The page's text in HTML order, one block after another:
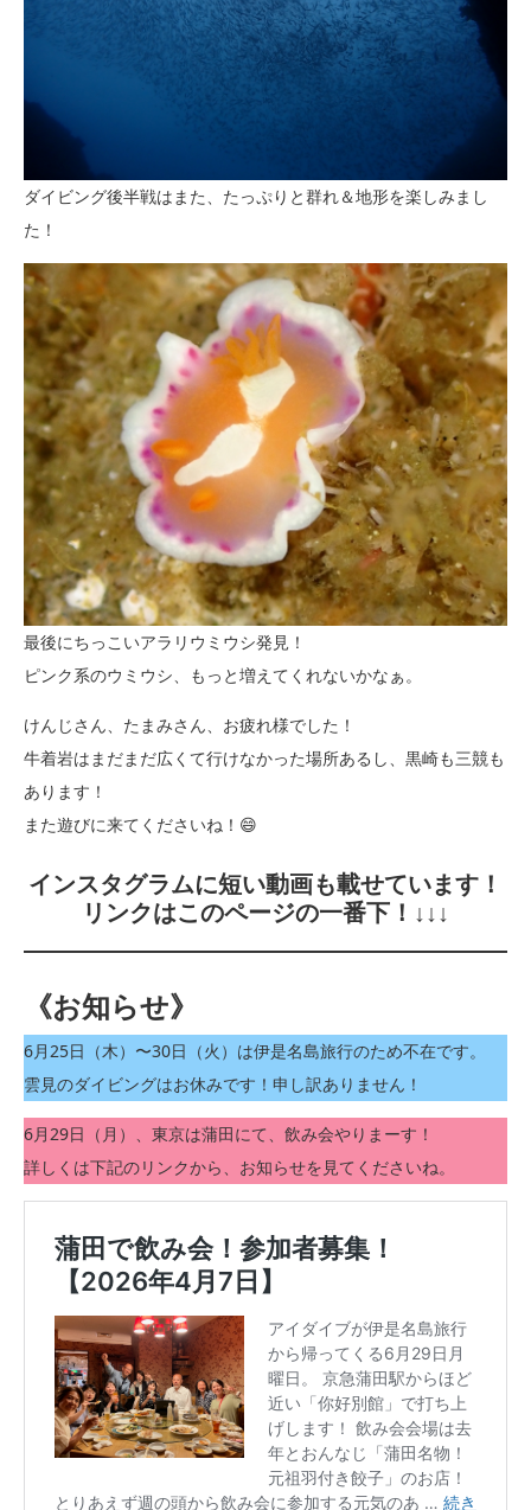
ダイビング後半戦はまた、たっぷりと群れ＆地形を楽しみまし
た！
最後にちっこいアラリウミウシ発見！
ピンク系のウミウシ、もっと増えてくれないかなぁ。
けんじさん、たまみさん、お疲れ様でした！
牛着岩はまだまだ広くて行けなかった場所あるし、黒崎も三競も
あります！
また遊びに来てくださいね！😄
インスタグラムに短い動画も載せています！
リンクはこのページの一番下！↓↓↓
《お知らせ》
6月25日（木）〜30日（火）は伊是名島旅行のため不在です。
雲見のダイビングはお休みです！申し訳ありません！
6月29日（月）、東京は蒲田にて、飲み会やりまーす！
詳しくは下記のリンクから、お知らせを見てくださいね。